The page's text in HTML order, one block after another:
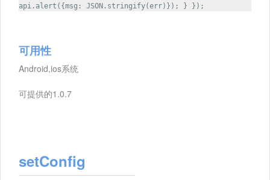
api.alert({msg: JSON.stringify(err)}); } });
可用性
Android,ios系统
可提供的1.0.7
setConfig